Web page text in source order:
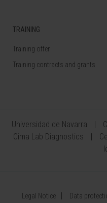
TRAINING
Training offer
Training contracts and grants
Universidad de Navarra
Cima Lab Diagnostics
Legal Notice Data